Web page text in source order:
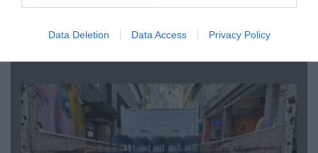
Data Deletion Data Access Privacy Policy
Κωνσταντίνο Ζούλα από τον ΣΚΑΪ – Ο λόγος της